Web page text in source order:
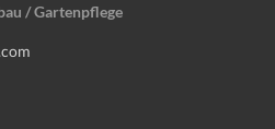
/ Gartenpflege